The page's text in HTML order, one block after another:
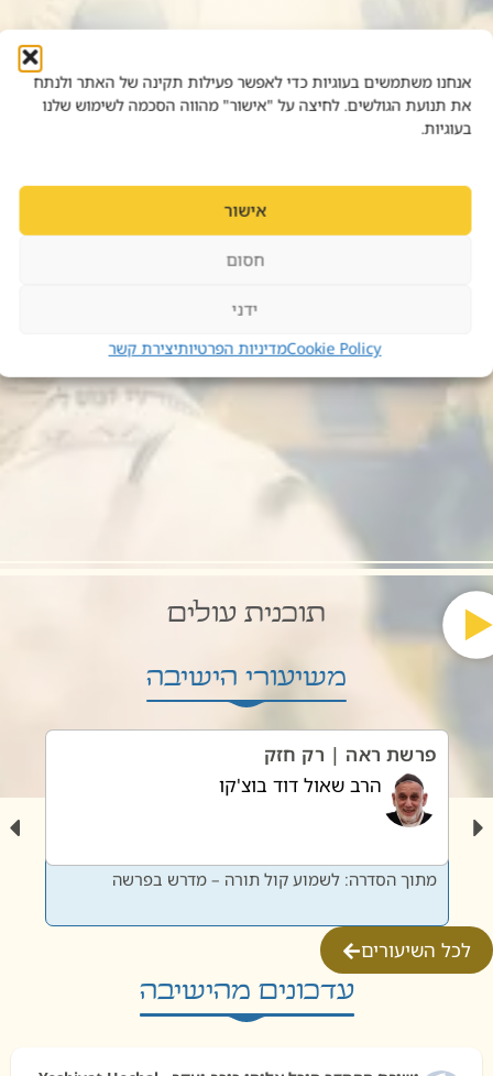
אנחנו משתמשים בעוגיות כדי לאפשר פעילות תקינה של האתר ולנתח
את תנועת הגולשים. לחיצה על "אישור" מהווה הסכמה לשימוש שלנו
בעוגיות.
אישור
חסום
ידני
Cookie Policyמדיניות הפרטיותיצירת קשר
תוכנית עולים
משיעורי הישיבה
פרשת ראה | רק חזק
הרב שאול דוד בוצ'קו
מתוך הסדרה: לשמוע קול תורה – מדרש בפרשה
לכל השיעורים
עדכונים מהישיבה